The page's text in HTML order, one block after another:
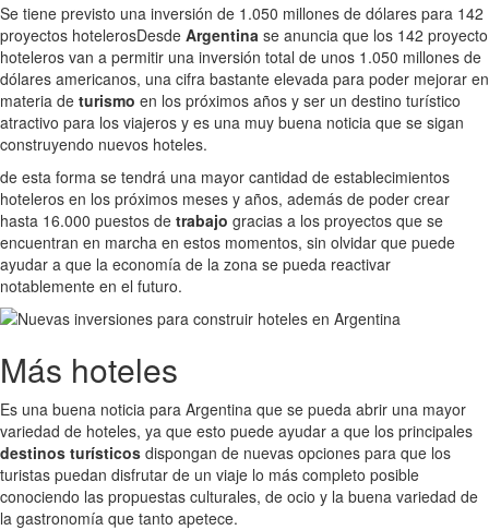
Se tiene previsto una inversión de 1.050 millones de dólares para 142
proyectos hotelerosDesde Argentina se anuncia que los 142 proyecto
hoteleros van a permitir una inversión total de unos 1.050 millones de
dólares americanos, una cifra bastante elevada para poder mejorar en
materia de turismo en los próximos años y ser un destino turístico
atractivo para los viajeros y es una muy buena noticia que se sigan
construyendo nuevos hoteles.
de esta forma se tendrá una mayor cantidad de establecimientos
hoteleros en los próximos meses y años, además de poder crear
hasta 16.000 puestos de trabajo gracias a los proyectos que se
encuentran en marcha en estos momentos, sin olvidar que puede
ayudar a que la economía de la zona se pueda reactivar
notablemente en el futuro.
Más hoteles
Es una buena noticia para Argentina que se pueda abrir una mayor
variedad de hoteles, ya que esto puede ayudar a que los principales
destinos turísticos dispongan de nuevas opciones para que los
turistas puedan disfrutar de un viaje lo más completo posible
conociendo las propuestas culturales, de ocio y la buena variedad de
la gastronomía que tanto apetece.